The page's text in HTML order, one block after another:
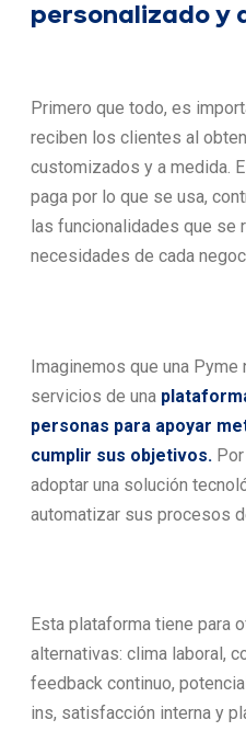
personalizado y
Primero que todo, es
reciben los clientes al
customizados y a medida.
paga por lo que se usa,
las funcionalidades que se
necesidades de cada
Imaginemos que una
servicios de una
personas para apoyar
cumplir sus objetivos.
adoptar una solución
automatizar sus procesos
Esta plataforma tiene para
alternativas: clima laboral,
feedback continuo,
ins, satisfacción interna y